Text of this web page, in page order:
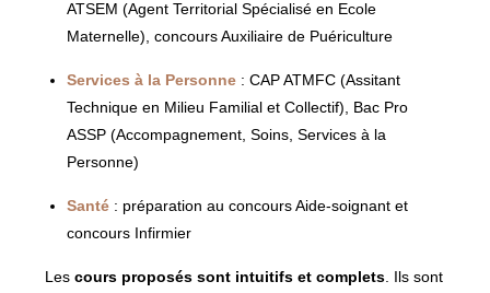
ATSEM (Agent Territorial Spécialisé en Ecole
Maternelle), concours Auxiliaire de Puériculture
Services à la Personne : CAP ATMFC (Assitant
Technique en Milieu Familial et Collectif), Bac Pro
ASSP (Accompagnement, Soins, Services à la
Personne)
Santé : préparation au concours Aide-soignant et
concours Infirmier
Les cours proposés sont intuitifs et complets . Ils sont